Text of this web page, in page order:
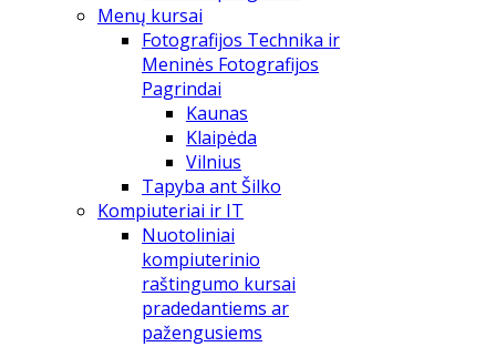
Menų kursai
Fotografijos Technika ir
Meninės Fotografijos
Pagrindai
Kaunas
Klaipėda
Vilnius
Tapyba ant Šilko
Kompiuteriai ir IT
Nuotoliniai
kompiuterinio
raštingumo kursai
pradedantiems ar
pažengusiems